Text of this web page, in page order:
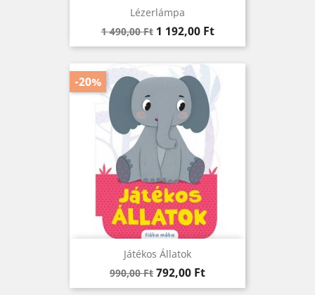
Lézerlámpa
Regular
price
1 490,00 Ft Ár
1 192,00 Ft
Játékos Állatok
Regular
price
990,00 Ft Ár
792,00 Ft
-20%